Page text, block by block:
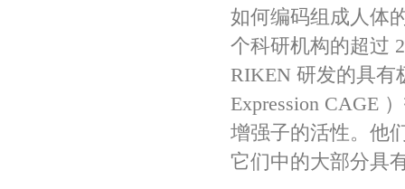
如何编码组成人体
个科研机构的超过
RIKEN 研发的具有
Expression CAGE
增强子的活性。他
它们中的大部分具